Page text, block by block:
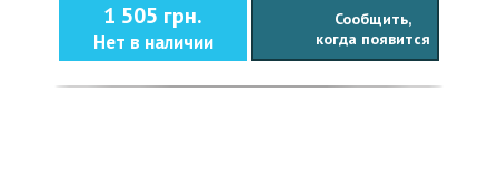
1 505 грн.
Нет в наличии
Сообщить,
когда появится